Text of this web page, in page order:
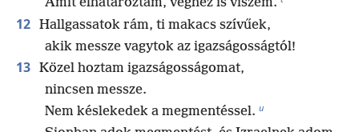
Amit elhatároztam, véghez is viszem.
12 Hallgassatok rám, ti makacs szívűek,
akik messze vagytok az igazságosságtól!
13 Közel hoztam igazságosságomat,
nincsen messze.
Nem késlekedek a megmentéssel. u